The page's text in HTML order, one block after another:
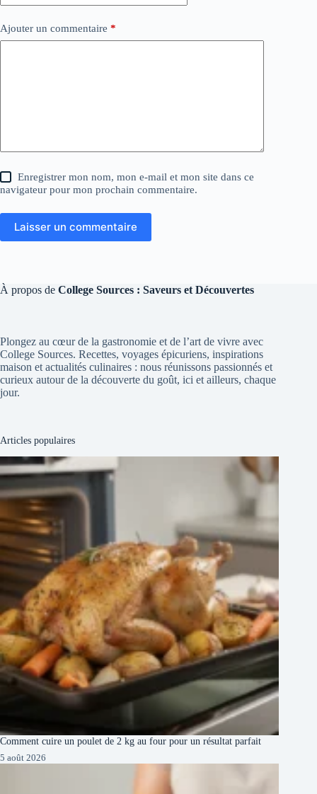
Ajouter un commentaire *
Enregistrer mon nom, mon e-mail et mon site dans ce
navigateur pour mon prochain commentaire.
Laisser un commentaire
À propos de College Sources : Saveurs et Découvertes
Plongez au cœur de la gastronomie et de l’art de vivre avec
College Sources. Recettes, voyages épicuriens, inspirations
maison et actualités culinaires : nous réunissons passionnés et
curieux autour de la découverte du goût, ici et ailleurs, chaque
jour.
Articles populaires
Comment cuire un poulet de 2 kg au four pour un résultat parfait
5 août 2026